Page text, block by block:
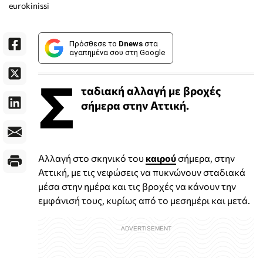
eurokinissi
Πρόσθεσε το Dnews στα
αγαπημένα σου στη Google
Σ ταδιακή αλλαγή με βροχές
σήμερα στην Αττική.
Αλλαγή στο σκηνικό του καιρούσήμερα, στην
Αττική, με τις νεφώσεις να πυκνώνουν σταδιακά
μέσα στην ημέρα και τις βροχές να κάνουν την
εμφάνισή τους, κυρίως από το μεσημέρι και μετά.